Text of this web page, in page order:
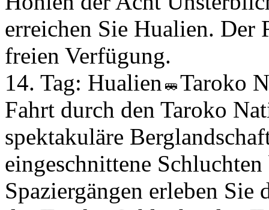
erreichen Sie Hualien. Der
freien Verfügung.
14. Tag: Hualien
Taroko
Fahrt durch den Taroko
spektakuläre
eingeschnittene
Spaziergängen erleben